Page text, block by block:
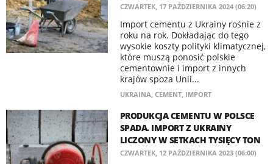
CZWARTEK, 17 PAŹDZIERNIKA 2024 (06:20)
Import cementu z Ukrainy rośnie z
roku na rok. Dokładając do tego
wysokie koszty polityki klimatycznej,
które muszą ponosić polskie
cementownie i import z innych
krajów spoza Unii...
UKRAINA, CEMENT, IMPORT
PRODUKCJA CEMENTU W POLSCE
SPADA. IMPORT Z UKRAINY
LICZONY W SETKACH TYSIĘCY TON
CZWARTEK, 12 PAŹDZIERNIKA 2023 (06:00)